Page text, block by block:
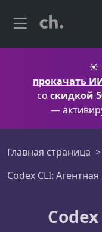
☀️
прокачать
со скидкой
—
Главная страница
Codex CLI: